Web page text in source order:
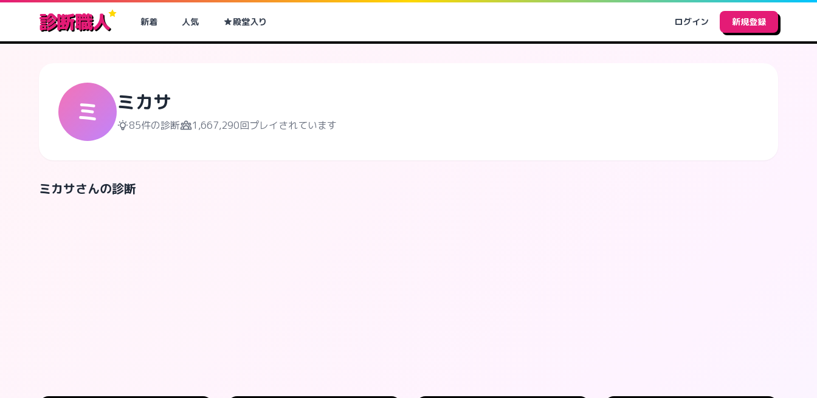
診断職人 新着 人気 殿堂入り ログイン 新規登録
ミ ミカサ
85件の診断 1,667,290回プレイされています
ミカサさんの診断